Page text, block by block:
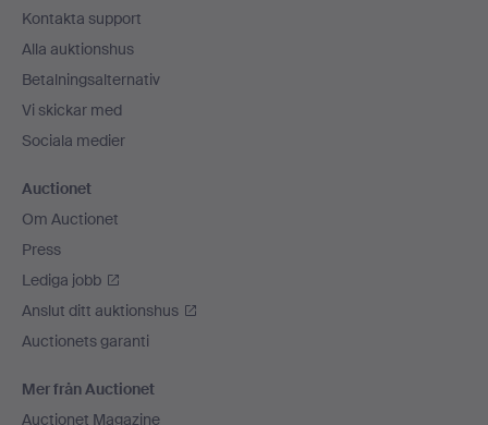
Kontakta support
Alla auktionshus
Betalningsalternativ
Vi skickar med
Sociala medier
Auctionet
Om Auctionet
Press
Lediga jobb
Anslut ditt auktionshus
Auctionets garanti
Mer från Auctionet
Auctionet Magazine